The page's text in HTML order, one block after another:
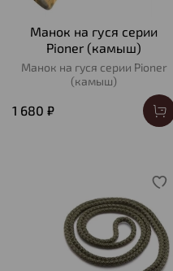
Манок на гуся серии
Pioner (камыш)
Манок на гуся серии Pioner
(камыш)
1 680 ₽